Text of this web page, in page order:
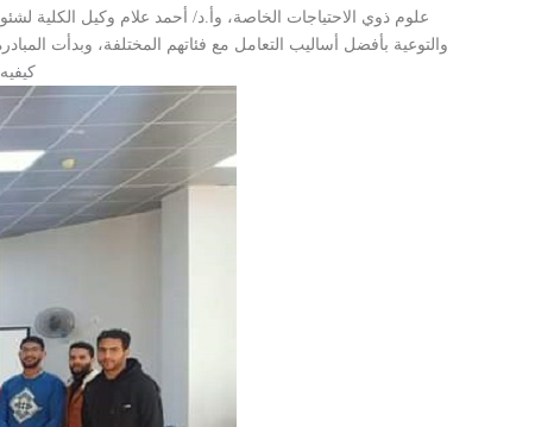
علوم ذوي الاحتياجات الخاصة، وأ.د/ أحمد علام وكيل الكلية
والتوعية بأفضل أساليب التعامل مع فئاتهم المختلفة، وبدأت